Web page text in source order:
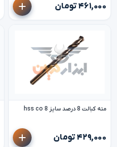
۴۶۱,۰۰۰ تومان
مته کبالت 8 درصد سایز 8 hss co
۴۲۹,۰۰۰ تومان